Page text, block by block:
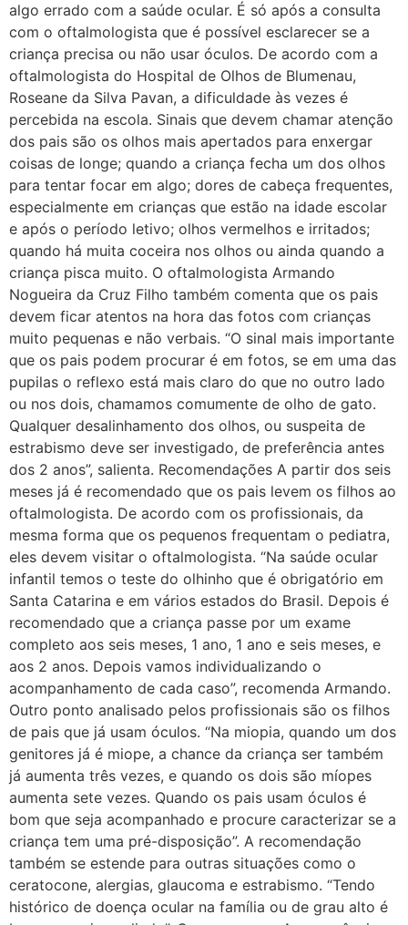
algo errado com a saúde ocular. É só após a consulta
com o oftalmologista que é possível esclarecer se a
criança precisa ou não usar óculos. De acordo com a
oftalmologista do Hospital de Olhos de Blumenau,
Roseane da Silva Pavan, a dificuldade às vezes é
percebida na escola. Sinais que devem chamar atenção
dos pais são os olhos mais apertados para enxergar
coisas de longe; quando a criança fecha um dos olhos
para tentar focar em algo; dores de cabeça frequentes,
especialmente em crianças que estão na idade escolar
e após o período letivo; olhos vermelhos e irritados;
quando há muita coceira nos olhos ou ainda quando a
criança pisca muito. O oftalmologista Armando
Nogueira da Cruz Filho também comenta que os pais
devem ficar atentos na hora das fotos com crianças
muito pequenas e não verbais. “O sinal mais importante
que os pais podem procurar é em fotos, se em uma das
pupilas o reflexo está mais claro do que no outro lado
ou nos dois, chamamos comumente de olho de gato.
Qualquer desalinhamento dos olhos, ou suspeita de
estrabismo deve ser investigado, de preferência antes
dos 2 anos”, salienta. Recomendações A partir dos seis
meses já é recomendado que os pais levem os filhos ao
oftalmologista. De acordo com os profissionais, da
mesma forma que os pequenos frequentam o pediatra,
eles devem visitar o oftalmologista. “Na saúde ocular
infantil temos o teste do olhinho que é obrigatório em
Santa Catarina e em vários estados do Brasil. Depois é
recomendado que a criança passe por um exame
completo aos seis meses, 1 ano, 1 ano e seis meses, e
aos 2 anos. Depois vamos individualizando o
acompanhamento de cada caso”, recomenda Armando.
Outro ponto analisado pelos profissionais são os filhos
de pais que já usam óculos. “Na miopia, quando um dos
genitores já é miope, a chance da criança ser também
já aumenta três vezes, e quando os dois são míopes
aumenta sete vezes. Quando os pais usam óculos é
bom que seja acompanhado e procure caracterizar se a
criança tem uma pré-disposição”. A recomendação
também se estende para outras situações como o
ceratocone, alergias, glaucoma e estrabismo. “Tendo
histórico de doença ocular na família ou de grau alto é